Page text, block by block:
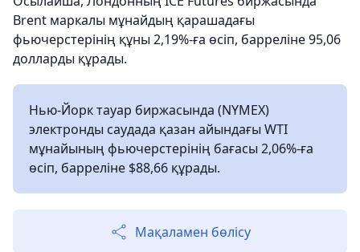
Brent маркалы мұнайдың қарашадағы
фьючерстерінің құны 2,19%-ға өсіп, барреліне 95,06
долларды құрады.
Нью-Йорк тауар биржасында (NYMEX)
электронды саудада қазан айындағы WTI
мұнайының фьючерстерінің бағасы 2,06%-ға
өсіп, барреліне $88,66 құрады.
Мақаламен бөлісу